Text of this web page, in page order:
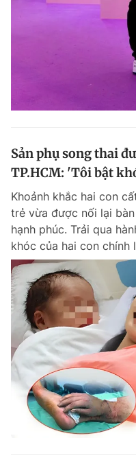
Sản phụ song thai
TP.HCM: 'Tôi bật
Khoảnh khắc hai con
trẻ vừa được nối lại
hạnh phúc. Trải qua
khóc của hai con chính